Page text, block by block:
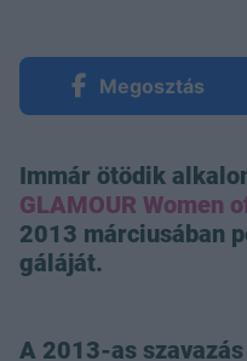
Megosztás
Immár ötödik
GLAMOUR Women
2013 márciusában
gáláját.
A 2013-as